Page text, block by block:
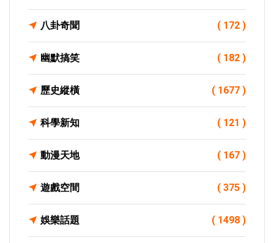
八卦奇聞 ( 172 )
幽默搞笑 ( 182 )
歷史縱橫 ( 1677 )
科學新知 ( 121 )
動漫天地 ( 167 )
遊戲空間 ( 375 )
娛樂話題 ( 1498 )